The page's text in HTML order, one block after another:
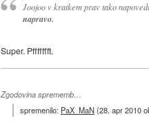
Joojoo v kratkem prav tako
napravo.
Super. Pffffffft.
Zgodovina sprememb…
spremenilo: PaX_MaN(28. apr 2010